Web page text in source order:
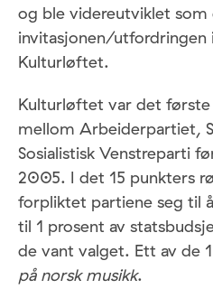
og ble videreutviklet som
invitasjonen/utfordringen
Kulturløftet.
Kulturløftet var det
mellom Arbeiderpartiet,
Sosialistisk Venstreparti
2005. I det 15 punkters
forpliktet partiene seg til
til 1 prosent av
de vant valget. Ett av de
på norsk musikk.